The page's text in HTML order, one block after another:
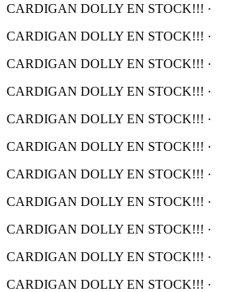
CARDIGAN DOLLY EN STOCK!!! ·
CARDIGAN DOLLY EN STOCK!!! ·
CARDIGAN DOLLY EN STOCK!!! ·
CARDIGAN DOLLY EN STOCK!!! ·
CARDIGAN DOLLY EN STOCK!!! ·
CARDIGAN DOLLY EN STOCK!!! ·
CARDIGAN DOLLY EN STOCK!!! ·
CARDIGAN DOLLY EN STOCK!!! ·
CARDIGAN DOLLY EN STOCK!!! ·
CARDIGAN DOLLY EN STOCK!!! ·
CARDIGAN DOLLY EN STOCK!!! ·